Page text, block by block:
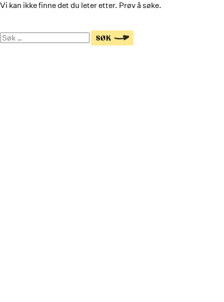
Vi kan ikke finne det du leter etter. Prøv å søke.
Søk
SØK